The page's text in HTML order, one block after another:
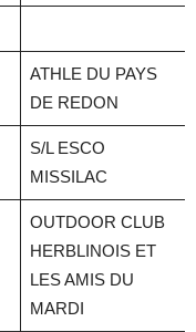
ATHLE DU PAYS
DE REDON
S/L ESCO
MISSILAC
OUTDOOR CLUB
HERBLINOIS ET
LES AMIS DU
MARDI